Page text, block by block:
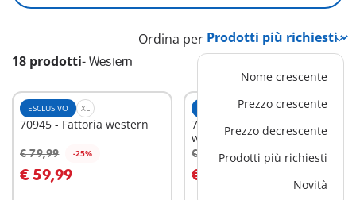
18 prodotti- Western
Ordina per
Nome crescente
Prezzo crescente
Prezzo decrescente
Prodotti più richiesti
Novità
ESCLUSIVO XL
70945 - Fattoria western
€ 79,99 -25%
€ 59,99
Aggiungi al carrello
ESCLUSIVO XL
70947 - Grande negozio
western
€ 69,99 -25%
€ 52,49
Aggiungi al carrello